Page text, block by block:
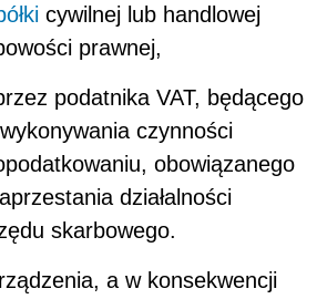
cywilnej lub handlowej
prawnej,
podatnika VAT, będącego
czynności
obowiązanego
działalności
skarbowego.
a w konsekwencji